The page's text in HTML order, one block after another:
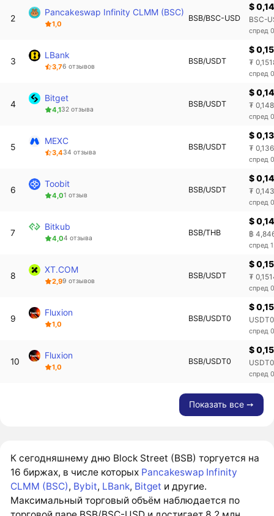
2
Pancakeswap Infinity CLMM (BSC)
1,0
BSB/BSC-USD
$
BSC-
спред
3
LBank
3,76 отзывов
BSB/USDT
$
₮
спред
4
Bitget
4,132 отзыва
BSB/USDT
$
₮
спред
5
MEXC
3,434 отзыва
BSB/USDT
$
₮
спред
6
Toobit
4,01 отзыв
BSB/USDT
$
₮
спред
7
Bitkub
4,04 отзыва
BSB/THB
$
฿
спред
8
XT.COM
2,99 отзывов
BSB/USDT
$
₮
спред
9
Fluxion
1,0
BSB/USDT0
$
спред
10
Fluxion
1,0
BSB/USDT0
$
спред
Показать все ➙
К сегодняшнему дню Block Street (BSB) торгуется на
16 биржах, в числе которых Pancakeswap Infinity
CLMM (BSC), Bybit, LBank, Bitget и другие.
Максимальный торговый объём наблюдается по